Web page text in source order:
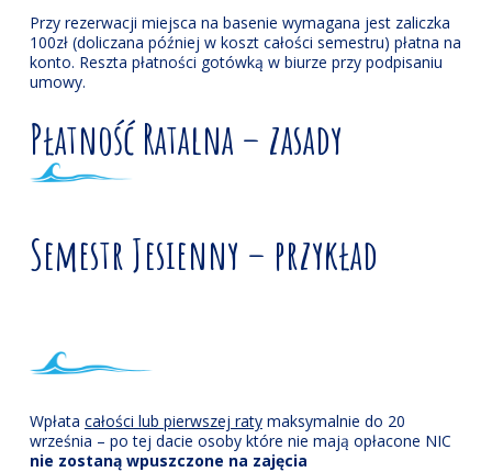
Przy rezerwacji miejsca na basenie wymagana jest zaliczka
100zł (doliczana później w koszt całości semestru) płatna na
konto. Reszta płatności gotówką w biurze przy podpisaniu
umowy.
Płatność Ratalna – zasady
Semestr Jesienny – przykład
Wpłata całości lub pierwszej ratymaksymalnie do 20
września – po tej dacie osoby które nie mają opłacone NIC
nie zostaną wpuszczone na zajęcia